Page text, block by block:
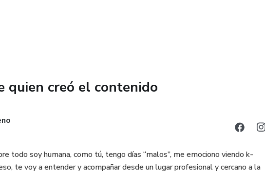
quien creó el contenido
todo soy humana, como tú, tengo días “malos”, me emociono viendo k-
te voy a entender y acompañar desde un lugar profesional y cercano a la